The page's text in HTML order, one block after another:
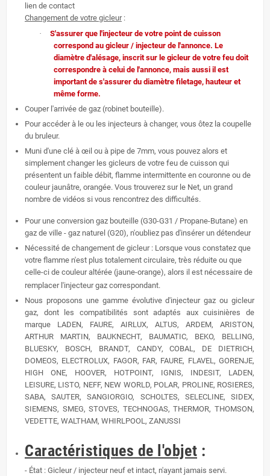
lien de contact
Changement de votre gicleur:
·
S'assurer que l'injecteur de votre point de cuisson
correspond au gicleur / injecteur de l'annonce. Le
diamètre d'alésage, inscrit sur le gicleur de votre feu doit
correspondre à celui de l'annonce, mais aussi il est
important de s'assurer du diamètre filetage, hauteur et
même forme.
Couper l'arrivée de gaz (robinet bouteille).
Pour accéder à le ou les injecteurs à changer, vous ôtez la coupelle
du bruleur.
Muni d'une clé à œil ou à pipe de 7mm, vous pouvez alors et
simplement changer les gicleurs de votre feu de cuisson qui
présentent un faible débit, flamme intermittente en couronne ou de
couleur jaunâtre, orangée. Vous trouverez sur le Net, un grand
nombre de vidéos si vous rencontrez des difficultés.
Pour une conversion gaz bouteille (G30-G31 / Propane-Butane) en
gaz de ville - gaz naturel (G20), n'oubliez pas d'insérer un détendeur
Nécessité de changement de gicleur : Lorsque vous constatez que
votre flamme n'est plus totalement circulaire, très réduite ou que
celle-ci de couleur altérée (jaune-orange), alors il est nécessaire de
remplacer l'injecteur gaz correspondant.
Nous proposons une gamme évolutived'injecteur gaz ou gicleur
gaz, dont les compatibilités sont adaptés aux cuisinières de
marque LADEN, FAURE, AIRLUX, ALTUS, ARDEM, ARISTON,
ARTHUR MARTIN, BAUKNECHT, BAUMATIC, BEKO, BELLING,
BLUESKY, BOSCH, BRANDT, CANDY, COBAL, DE DIETRICH,
DOMEOS, ELECTROLUX, FAGOR, FAR, FAURE, FLAVEL, GORENJE,
HIGH ONE, HOOVER, HOTPOINT, IGNIS, INDESIT, LADEN,
LEISURE, LISTO, NEFF, NEW WORLD, POLAR, PROLINE, ROSIERES,
SABA, SAUTER, SANGIORGIO, SCHOLTES, SELECLINE, SIDEX,
SIEMENS, SMEG, STOVES, TECHNOGAS, THERMOR, THOMSON,
VEDETTE, WALTHAM, WHIRLPOOL, ZANUSSI
Caractéristiques de l'objet :
- État : Gicleur / injecteur neuf et intact, n'ayant jamais servi.